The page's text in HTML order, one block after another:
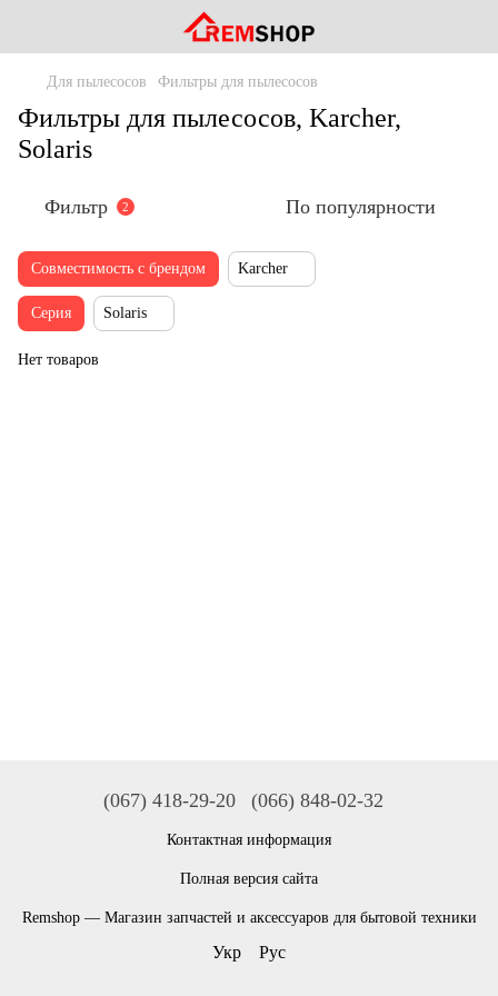
Для пылесосов Фильтры для пылесосов
Фильтры для пылесосов, Karcher,
Solaris
Фильтр 2 По популярности
Совместимость с брендом Karcher
Серия Solaris
Нет товаров
(067) 418-29-20 (066) 848-02-32
Контактная информация
Полная версия сайта
Remshop — Магазин запчастей и аксессуаров для бытовой техники
Укр Рус